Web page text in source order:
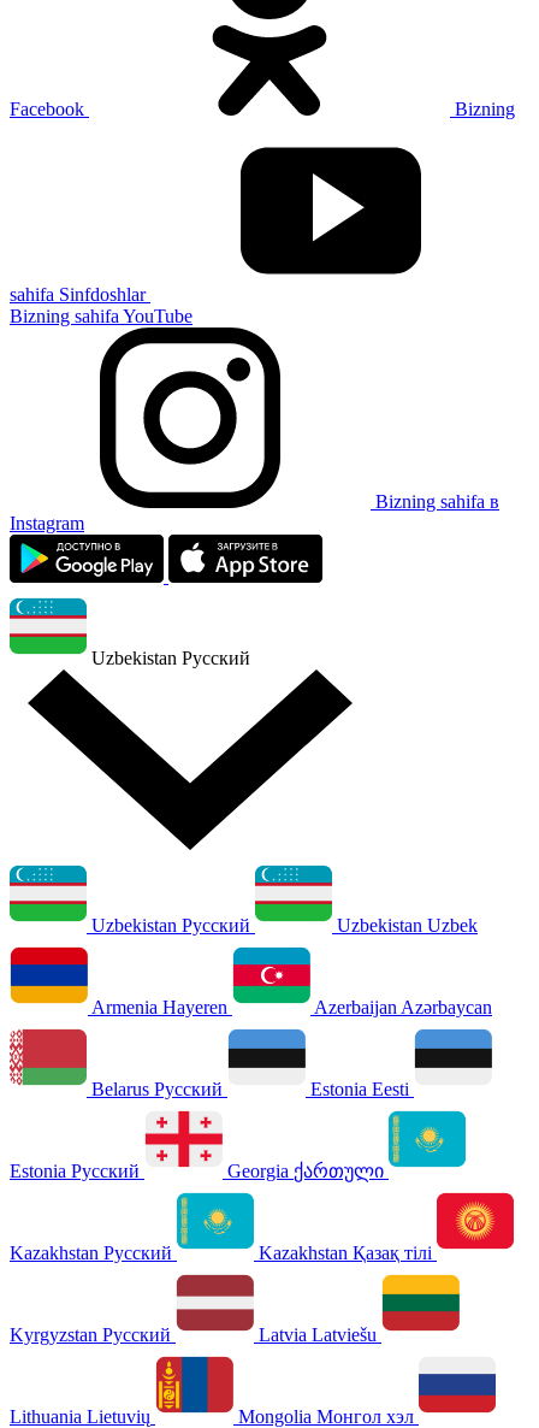
Facebook Bizning
sahifa Sinfdoshlar
Bizning sahifa YouTube
Bizning sahifa в
Instagram
Uzbekistan Русский
Uzbekistan Русский Uzbekistan Uzbek
Armenia Hayeren Azerbaijan Azərbaycan
Belarus Русский Estonia Eesti
Estonia Русский Georgia ქართული
Kazakhstan Русский Kazakhstan Қазақ тілі
Kyrgyzstan Русский Latvia Latviešu
Lithuania Lietuvių Mongolia Монгол хэл